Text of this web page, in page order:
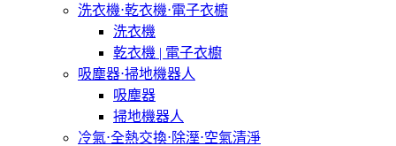
洗衣機⋅乾衣機⋅電子衣櫥
洗衣機
乾衣機 | 電子衣櫥
吸塵器⋅掃地機器人
吸塵器
掃地機器人
冷氣⋅全熱交換⋅除溼⋅空氣清淨